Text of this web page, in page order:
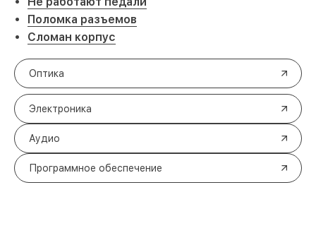
Поломка разъемов
Сломан корпус
Оптика
Электроника
Аудио
Программное обеспечение